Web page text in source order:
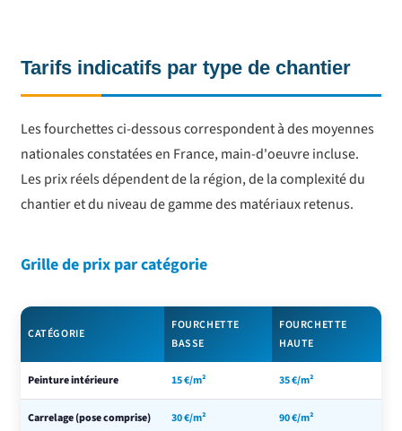
Tarifs indicatifs par type de chantier
Les fourchettes ci-dessous correspondent à des moyennes
nationales constatées en France, main-d'oeuvre incluse.
Les prix réels dépendent de la région, de la complexité du
chantier et du niveau de gamme des matériaux retenus.
Grille de prix par catégorie
CATÉGORIE
FOURCHETTE
BASSE
FOURCHETTE
HAUTE
Peinture intérieure 15 €/m² 35 €/m²
Carrelage (pose comprise) 30 €/m² 90 €/m²